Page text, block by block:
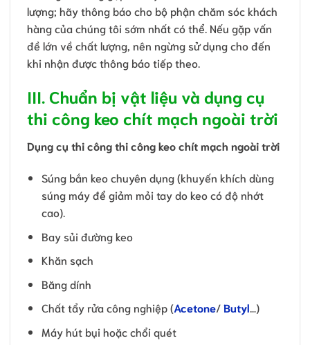
lượng; hãy thông báo cho bộ phận chăm sóc khách
hàng của chúng tôi sớm nhất có thể. Nếu gặp vấn
đề lớn về chất lượng, nên ngừng sử dụng cho đến
khi nhận được thông báo tiếp theo.
III. Chuẩn bị vật liệu và dụng cụ
thi công keo chít mạch ngoài trời
Dụng cụ thi công thi công keo chít mạch ngoài trời
Súng bắn keo chuyên dụng (khuyến khích dùng
súng máy để giảm mỏi tay do keo có độ nhớt
cao).
Bay sủi đường keo
Khăn sạch
Băng dính
Chất tẩy rửa công nghiệp (Acetone/Butyl…)
Máy hút bụi hoặc chổi quét